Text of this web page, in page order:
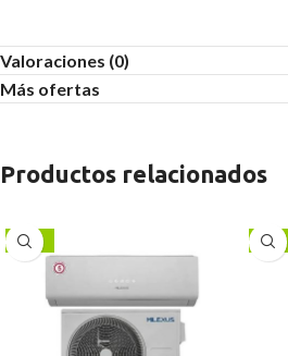
Valoraciones (0)
Más ofertas
Productos relacionados
-15% -17%